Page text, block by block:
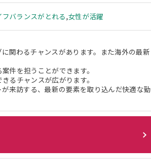
フバランスがとれる ,女性が活躍
関わるチャンスがあります。また海外の最新
件を担うことができます。
るチャンスが広がります。
来訪する、最新の要素を取り込んだ快適な勤